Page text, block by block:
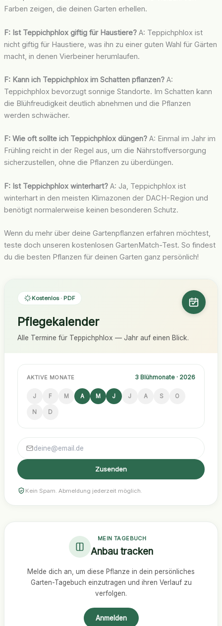
Farben zeigen, die deinen Garten erhellen.
F: Ist Teppichphlox giftig für Haustiere?A: Teppichphlox ist
nicht giftig für Haustiere, was ihn zu einer guten Wahl für Gärten
macht, in denen Vierbeiner herumlaufen.
F: Kann ich Teppichphlox im Schatten pflanzen?A:
Teppichphlox bevorzugt sonnige Standorte. Im Schatten kann
die Blühfreudigkeit deutlich abnehmen und die Pflanzen
werden schwächer.
F: Wie oft sollte ich Teppichphlox düngen?A: Einmal im Jahr im
Frühling reicht in der Regel aus, um die Nährstoffversorgung
sicherzustellen, ohne die Pflanzen zu überdüngen.
F: Ist Teppichphlox winterhart?A: Ja, Teppichphlox ist
winterhart in den meisten Klimazonen der DACH-Region und
benötigt normalerweise keinen besonderen Schutz.
Wenn du mehr über deine Gartenpflanzen erfahren möchtest,
teste doch unseren kostenlosen GartenMatch-Test. So findest
du die besten Pflanzen für deinen Garten ganz persönlich!
Kostenlos · PDF
Pflegekalender
Alle Termine für Teppichphlox — Jahr auf einen Blick.
AKTIVE MONATE 3 Blühmonate · 2026
J F M A M J J A S O
N D
Zusenden
Kein Spam. Abmeldung jederzeit möglich.
MEIN TAGEBUCH
Anbau tracken
Melde dich an, um diese Pflanze in dein persönliches
Garten-Tagebuch einzutragen und ihren Verlauf zu
verfolgen.
Anmelden